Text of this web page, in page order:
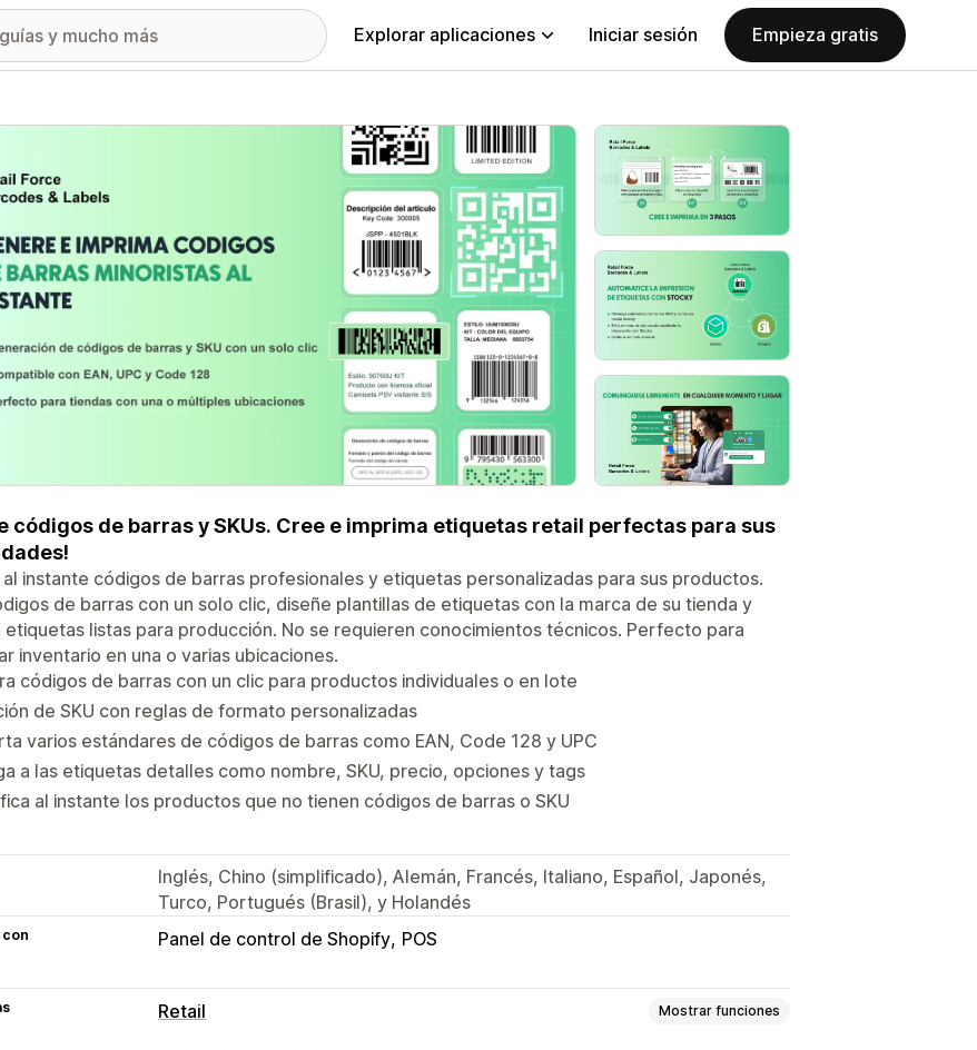
Explorar aplicaciones Iniciar sesión Empieza gratis
imágenes destacadas
códigos de barras y SKUs. Cree e imprima etiquetas retail perfectas para sus
instante códigos de barras profesionales y etiquetas personalizadas para sus productos.
de barras con un solo clic, diseñe plantillas de etiquetas con la marca de su tienda y
etiquetas listas para producción. No se requieren conocimientos técnicos. Perfecto para
inventario en una o varias ubicaciones.
códigos de barras con un clic para productos individuales o en lote
de SKU con reglas de formato personalizadas
varios estándares de códigos de barras como EAN, Code 128 y UPC
a las etiquetas detalles como nombre, SKU, precio, opciones y tags
al instante los productos que no tienen códigos de barras o SKU
Inglés, Chino (simplificado), Alemán, Francés, Italiano, Español, Japonés,
Turco, Portugués (Brasil), y Holandés
con Panel de control de Shopify POS
Retail Mostrar funciones